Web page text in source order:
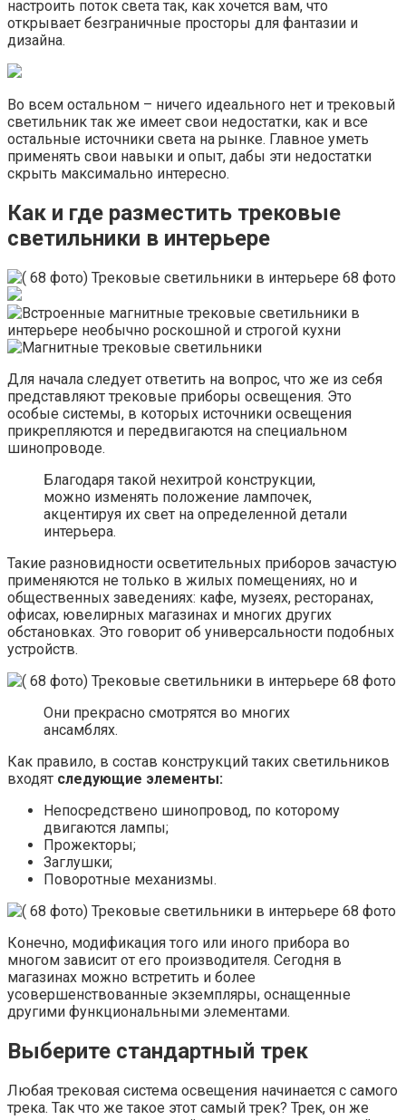
настроить поток света так, как хочется вам, что
открывает безграничные просторы для фантазии и
дизайна.
Во всем остальном – ничего идеального нет и трековый
светильник так же имеет свои недостатки, как и все
остальные источники света на рынке. Главное уметь
применять свои навыки и опыт, дабы эти недостатки
скрыть максимально интересно.
Как и где разместить трековые
светильники в интерьере
Для начала следует ответить на вопрос, что же из себя
представляют трековые приборы освещения. Это
особые системы, в которых источники освещения
прикрепляются и передвигаются на специальном
шинопроводе.
Благодаря такой нехитрой конструкции,
можно изменять положение лампочек,
акцентируя их свет на определенной детали
интерьера.
Такие разновидности осветительных приборов зачастую
применяются не только в жилых помещениях, но и
общественных заведениях: кафе, музеях, ресторанах,
офисах, ювелирных магазинах и многих других
обстановках. Это говорит об универсальности подобных
устройств.
Они прекрасно смотрятся во многих
ансамблях.
Как правило, в состав конструкций таких светильников
входят следующие элементы:
Непосредствено шинопровод, по которому
двигаются лампы;
Прожекторы;
Заглушки;
Поворотные механизмы.
Конечно, модификация того или иного прибора во
многом зависит от его производителя. Сегодня в
магазинах можно встретить и более
усовершенствованные экземпляры, оснащенные
другими функциональными элементами.
Выберите стандартный трек
Любая трековая система освещения начинается с самого
трека. Так что же такое этот самый трек? Трек, он же